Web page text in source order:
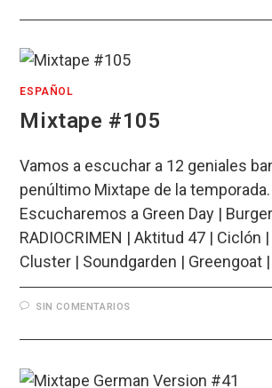
ESPAÑOL
Mixtape #105
Vamos a escuchar a 12 geniales
penúltimo Mixtape de la
Escucharemos a Green Day |
RADIOCRIMEN | Aktitud 47 | Ciclón
Cluster | Soundgarden | Greengoat
SIN COMENTARIOS